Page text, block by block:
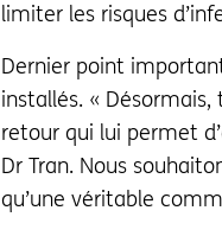
limiter les risques
Dernier point
installés. «
retour qui lui permet
Dr Tran. Nous
qu’une véritable